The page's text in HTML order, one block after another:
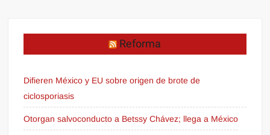
Reforma
Difieren México y EU sobre origen de brote de
ciclosporiasis
Otorgan salvoconducto a Betssy Chávez; llega a México